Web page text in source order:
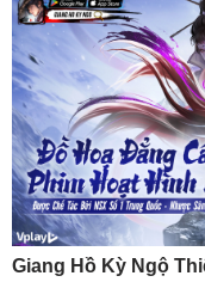
Giang Hồ Kỳ Ngộ